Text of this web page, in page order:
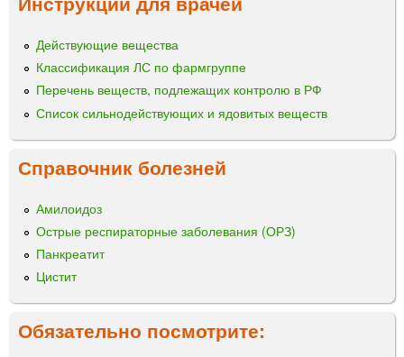
Действующие вещества
Классификация ЛС по фармгруппе
Перечень веществ, подлежащих контролю в РФ
Список сильнодействующих и ядовитых веществ
Справочник болезней
Амилоидоз
Острые респираторные заболевания (ОРЗ)
Панкреатит
Цистит
Обязательно посмотрите: